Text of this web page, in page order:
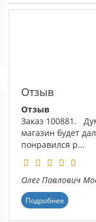
Отзыв
Отзыв
Заказ 100881.
магазин будет
понравился р...
Олег Павлович
Подробнее